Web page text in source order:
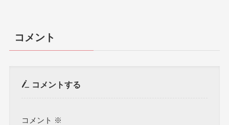
コメント
コメントする
コメント ※